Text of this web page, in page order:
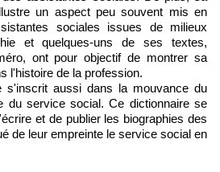
un aspect peu souvent mis en
sociales issues de milieux
et quelques-uns de ses textes,
ont pour objectif de montrer sa
l'histoire de la profession.
s'inscrit aussi dans la mouvance du
du service social. Ce dictionnaire se
et de publier les biographies des
de leur empreinte le service social en